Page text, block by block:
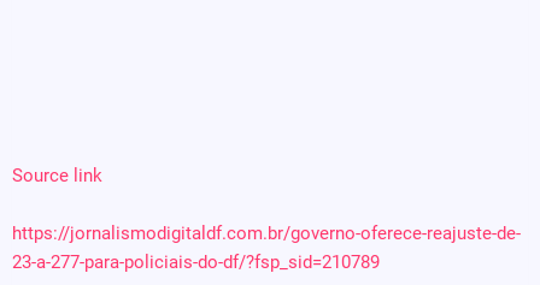
Source link
https://jornalismodigitaldf.com.br/governo-oferece-reajuste-de-
23-a-277-para-policiais-do-df/?fsp_sid=210789